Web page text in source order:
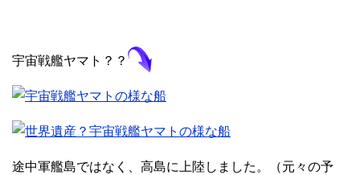
宇宙戦艦ヤマト？？
途中軍艦島ではなく、高島に上陸しました。（元々の予